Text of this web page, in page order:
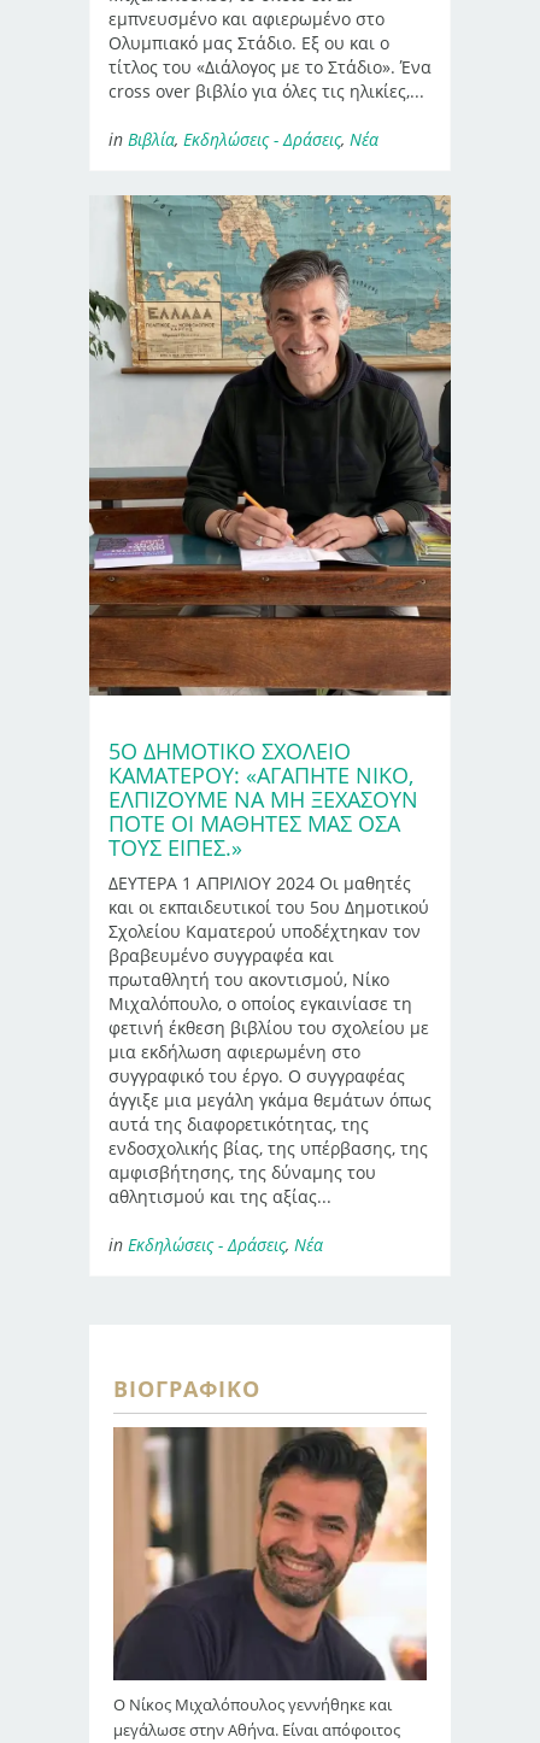
εμπνευσμένο και αφιερωμένο στο
Ολυμπιακό μας Στάδιο. Εξ ου και ο
τίτλος του «Διάλογος με το Στάδιο». Ένα
cross over βιβλίο για όλες τις ηλικίες,...
in Βιβλία, Εκδηλώσεις - Δράσεις, Νέα
5Ο ΔΗΜΟΤΙΚΌ ΣΧΟΛΕΊΟ
ΚΑΜΑΤΕΡΟΎ: «ΑΓΑΠΗΤΈ ΝΊΚΟ,
ΕΛΠΊΖΟΥΜΕ ΝΑ ΜΗ ΞΕΧΆΣΟΥΝ
ΠΟΤΈ ΟΙ ΜΑΘΗΤΈΣ ΜΑΣ ΌΣΑ
ΤΟΥΣ ΕΊΠΕΣ.»
ΔΕΥΤΕΡΑ 1 ΑΠΡΙΛΙΟΥ 2024 Οι μαθητές
και οι εκπαιδευτικοί του 5ου Δημοτικού
Σχολείου Καματερού υποδέχτηκαν τον
βραβευμένο συγγραφέα και
πρωταθλητή του ακοντισμού, Νίκο
Μιχαλόπουλο, ο οποίος εγκαινίασε τη
φετινή έκθεση βιβλίου του σχολείου με
μια εκδήλωση αφιερωμένη στο
συγγραφικό του έργο. Ο συγγραφέας
άγγιξε μια μεγάλη γκάμα θεμάτων όπως
αυτά της διαφορετικότητας, της
ενδοσχολικής βίας, της υπέρβασης, της
αμφισβήτησης, της δύναμης του
αθλητισμού και της αξίας...
in Εκδηλώσεις - Δράσεις, Νέα
ΒΙΟΓΡΑΦΙΚΌ
Ο Νίκος Μιχαλόπουλος γεννήθηκε και
μεγάλωσε στην Αθήνα. Είναι απόφοιτος